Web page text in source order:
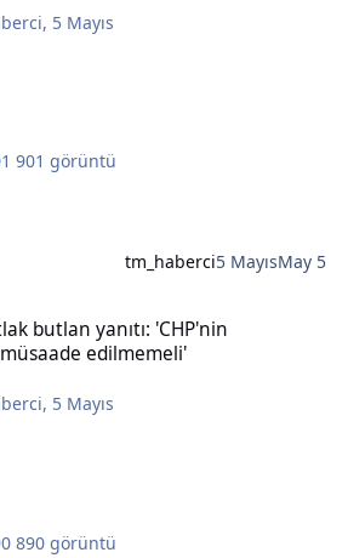
, 5 Mayıs
901 görüntü
tm_haberci5 MayısMay 5
butlan yanıtı: 'CHP'nin
müsaade edilmemeli'
, 5 Mayıs
890 görüntü